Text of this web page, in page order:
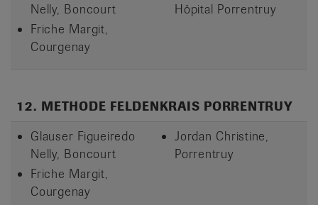
Nelly, Boncourt
Friche Margit,
Courgenay
Hôpital Porrentruy
12. METHODE FELDENKRAIS PORRENTRUY
Glauser Figueiredo
Nelly, Boncourt
Friche Margit,
Courgenay
Jordan Christine,
Porrentruy